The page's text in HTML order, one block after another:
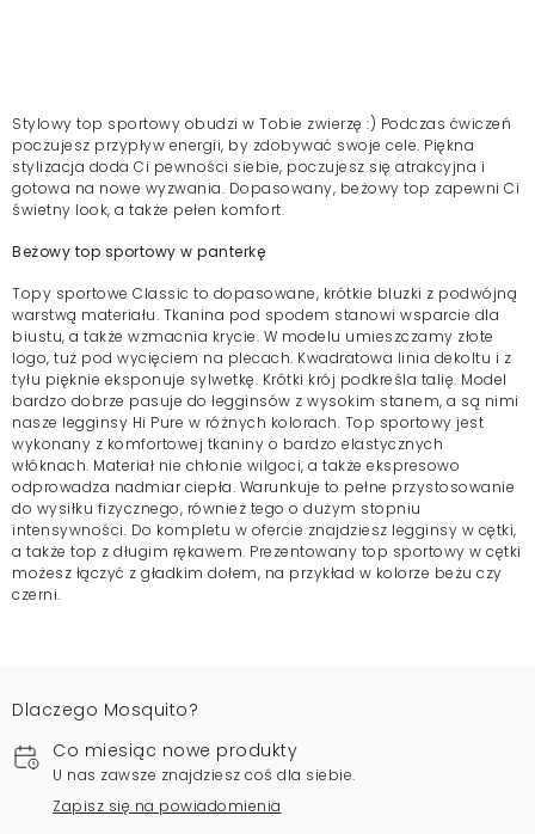
Stylowy top sportowy obudzi w Tobie zwierzę :) Podczas ćwiczeń
poczujesz przypływ energii, by zdobywać swoje cele. Piękna
stylizacja doda Ci pewności siebie, poczujesz się atrakcyjna i
gotowa na nowe wyzwania. Dopasowany, beżowy top zapewni Ci
świetny look, a także pełen komfort.
Beżowy top sportowy w panterkę
Topy sportowe Classic to dopasowane, krótkie bluzki z podwójną
warstwą materiału. Tkanina pod spodem stanowi wsparcie dla
biustu, a także wzmacnia krycie. W modelu umieszczamy złote
logo, tuż pod wycięciem na plecach. Kwadratowa linia dekoltu i z
tyłu pięknie eksponuje sylwetkę. Krótki krój podkreśla talię. Model
bardzo dobrze pasuje do legginsów z wysokim stanem, a są nimi
nasze legginsy Hi Pure w różnych kolorach. Top sportowy jest
wykonany z komfortowej tkaniny o bardzo elastycznych
włóknach. Materiał nie chłonie wilgoci, a także ekspresowo
odprowadza nadmiar ciepła. Warunkuje to pełne przystosowanie
do wysiłku fizycznego, również tego o dużym stopniu
intensywności. Do kompletu w ofercie znajdziesz legginsy w cętki,
a także top z długim rękawem. Prezentowany top sportowy w cętki
możesz łączyć z gładkim dołem, na przykład w kolorze beżu czy
czerni.
Dlaczego Mosquito?
Co miesiąc nowe produkty
U nas zawsze znajdziesz coś dla siebie.
Zapisz się na powiadomienia